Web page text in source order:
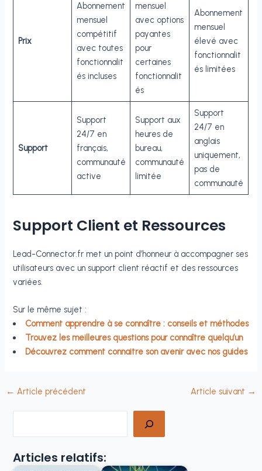
Prix
Abonnement
mensuel
compétitif
avec toutes
fonctionnalit
és incluses
mensuel
avec options
payantes
pour
certaines
fonctionnalit
és
Abonnement
mensuel
élevé avec
fonctionnalit
és limitées
Support
Support
24/7 en
français,
communauté
active
Support aux
heures de
bureau,
communauté
limitée
Support
24/7 en
anglais
uniquement,
pas de
communauté
Support Client et Ressources
Lead-Connector.fr met un point d’honneur à accompagner ses
utilisateurs avec un support client réactif et des ressources
variées.
Sur le même sujet :
Comment apprendre à se connaître : conseils et méthodes
Trouvez les meilleures questions pour connaître quelqu’un
Découvrez comment connaitre son avenir avec nos guides
← Article précédent Article suivant →
Articles relatifs: